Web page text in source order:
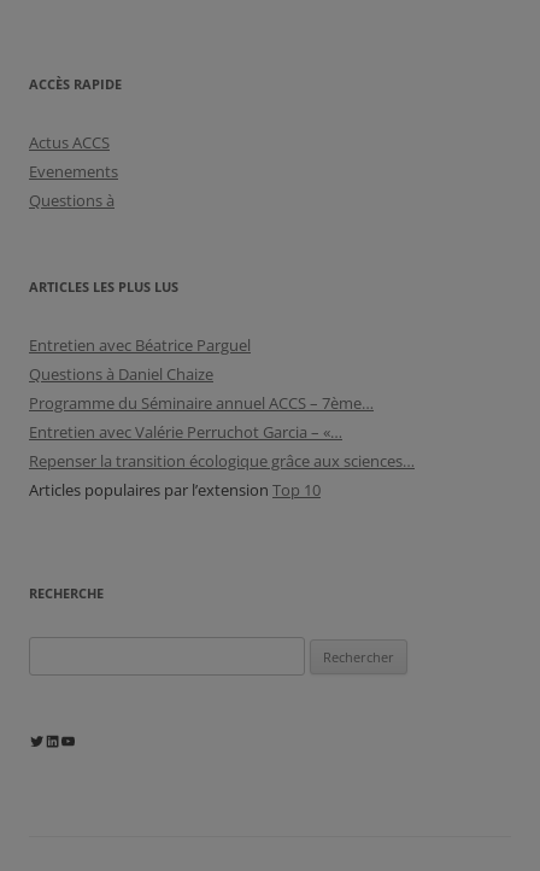
ACCÈS RAPIDE
Actus ACCS
Evenements
Questions à
ARTICLES LES PLUS LUS
Entretien avec Béatrice Parguel
Questions à Daniel Chaize
Programme du Séminaire annuel ACCS – 7ème…
Entretien avec Valérie Perruchot Garcia – «…
Repenser la transition écologique grâce aux sciences…
Articles populaires par l’extension Top 10
RECHERCHE
Twitter
LinkedIn
YouTube